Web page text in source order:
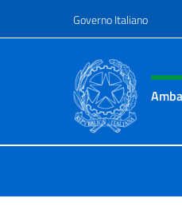
Governo Italiano
Intestazione